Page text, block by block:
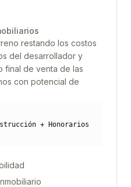
restando los costos
del desarrollador y
final de venta de las
con potencial de
+ Honorarios